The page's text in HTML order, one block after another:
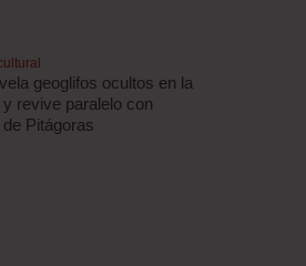
geoglifos ocultos en la
revive paralelo con
Pitágoras